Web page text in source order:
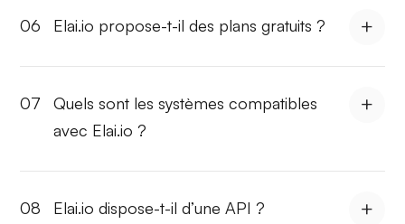
06 Elai.io propose-t-il des plans gratuits ?
07
Quels sont les systèmes compatibles
avec Elai.io ?
08 Elai.io dispose-t-il d’une API ?